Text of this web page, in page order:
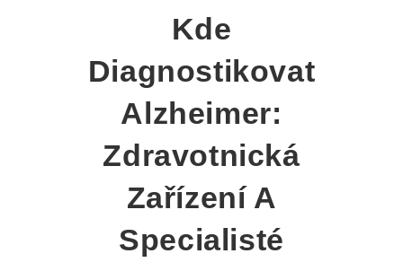
Kde
Diagnostikovat
Alzheimer:
Zdravotnická
Zařízení A
Specialisté